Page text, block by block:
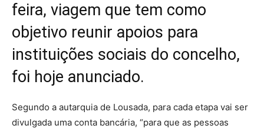
feira, viagem que tem como
objetivo reunir apoios para
instituições sociais do concelho,
foi hoje anunciado.
Segundo a autarquia de Lousada, para cada etapa vai ser
divulgada uma conta bancária, “para que as pessoas